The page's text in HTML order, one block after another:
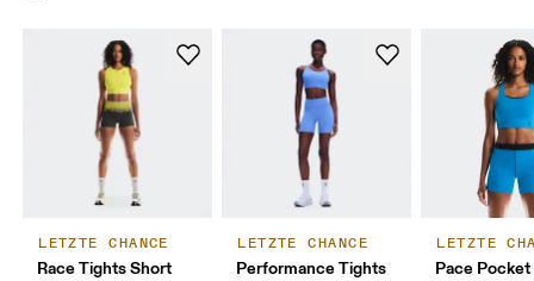
LETZTE CHANCE
Race Tights Short
LETZTE CHANCE
Performance Tights
LETZTE
Pace Pocket